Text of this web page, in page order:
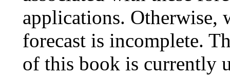
applications. Otherwise,
forecast is incomplete.
of this book is currently